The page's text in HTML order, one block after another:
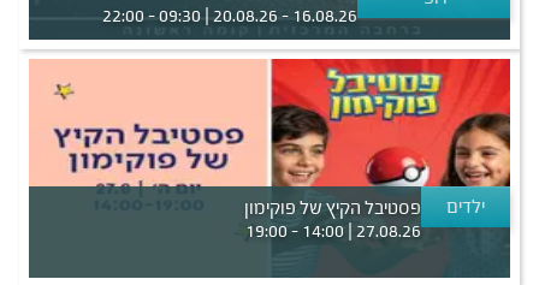
16.08.26 - 20.08.26 | 09:30 - 22:00
ילדים
פסטיבל הקיץ של פוקימון
27.08.26 | 14:00 - 19:00